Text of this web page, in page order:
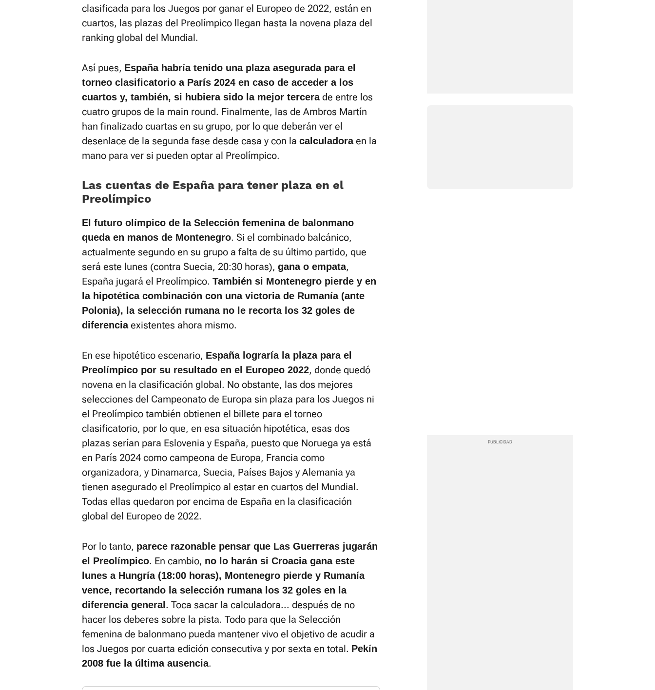
clasificada para los Juegos por ganar el Europeo de 2022, están en
cuartos, las plazas del Preolímpico llegan hasta la novena plaza del
ranking global del Mundial.
Así pues, España habría tenido una plaza asegurada para el
torneo clasificatorio a París 2024 en caso de acceder a los
cuartos y, también, si hubiera sido la mejor tercerade entre los
cuatro grupos de la main round. Finalmente, las de Ambros Martín
han finalizado cuartas en su grupo, por lo que deberán ver el
desenlace de la segunda fase desde casa y con la calculadoraen la
mano para ver si pueden optar al Preolímpico.
Las cuentas de España para tener plaza en el
Preolímpico
El futuro olímpico de la Selección femenina de balonmano
queda en manos de Montenegro. Si el combinado balcánico,
actualmente segundo en su grupo a falta de su último partido, que
será este lunes (contra Suecia, 20:30 horas), gana o empata,
España jugará el Preolímpico. También si Montenegro pierde y en
la hipotética combinación con una victoria de Rumanía (ante
Polonia), la selección rumana no le recorta los 32 goles de
diferenciaexistentes ahora mismo.
En ese hipotético escenario, España lograría la plaza para el
Preolímpico por su resultado en el Europeo 2022, donde quedó
novena en la clasificación global. No obstante, las dos mejores
selecciones del Campeonato de Europa sin plaza para los Juegos ni
el Preolímpico también obtienen el billete para el torneo
clasificatorio, por lo que, en esa situación hipotética, esas dos
plazas serían para Eslovenia y España, puesto que Noruega ya está
en París 2024 como campeona de Europa, Francia como
organizadora, y Dinamarca, Suecia, Países Bajos y Alemania ya
tienen asegurado el Preolímpico al estar en cuartos del Mundial.
Todas ellas quedaron por encima de España en la clasificación
global del Europeo de 2022.
Por lo tanto, parece razonable pensar que Las Guerreras jugarán
el Preolímpico. En cambio, no lo harán si Croacia gana este
lunes a Hungría (18:00 horas), Montenegro pierde y Rumanía
vence, recortando la selección rumana los 32 goles en la
diferencia general . Toca sacar la calculadora... después de no
hacer los deberes sobre la pista. Todo para que la Selección
femenina de balonmano pueda mantener vivo el objetivo de acudir a
los Juegos por cuarta edición consecutiva y por sexta en total. Pekín
2008 fue la última ausencia.